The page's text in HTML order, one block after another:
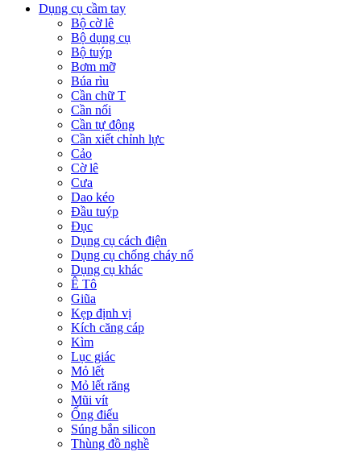
Dụng cụ cầm tay
Bộ cờ lê
Bộ dụng cụ
Bộ tuýp
Bơm mỡ
Búa rìu
Cần chữ T
Cần nối
Cần tự động
Cần xiết chỉnh lực
Cảo
Cờ lê
Cưa
Dao kéo
Đầu tuýp
Đục
Dụng cụ cách điện
Dụng cụ chống cháy nổ
Dụng cụ khác
Ê Tô
Giũa
Kẹp định vị
Kích căng cáp
Kìm
Lục giác
Mỏ lết
Mỏ lết răng
Mũi vít
Ống điếu
Súng bắn silicon
Thùng đồ nghề